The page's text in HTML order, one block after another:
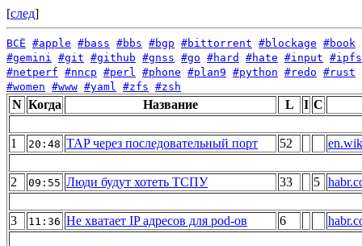
[след]
ВСЁ #apple #bass #bbs #bgp #bittorrent #blockage #book
#gemini #git #github #gnss #go #hard #hate #input #ipfs
#netperf #nncp #perl #phone #plan9 #python #redo #rust
#women #www #yaml #zfs #zsh
N Когда Название L I C
1 20:48 TAP через последовательный порт 52
2 09:55 Люди будут хотеть ТСПУ 33 5
3 11:36 Не хватает IP адресов для pod-ов 6